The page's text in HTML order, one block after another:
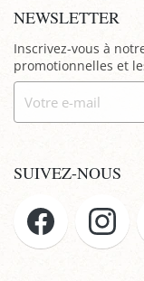
NEWSLETTER
Inscrivez-vous à
promotionnelles et
SUIVEZ-NOUS